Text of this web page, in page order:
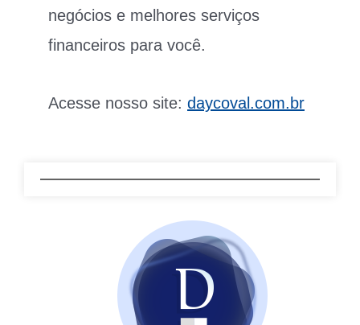
negócios e melhores serviços
financeiros para você.
Acesse nosso site: daycoval.com.br